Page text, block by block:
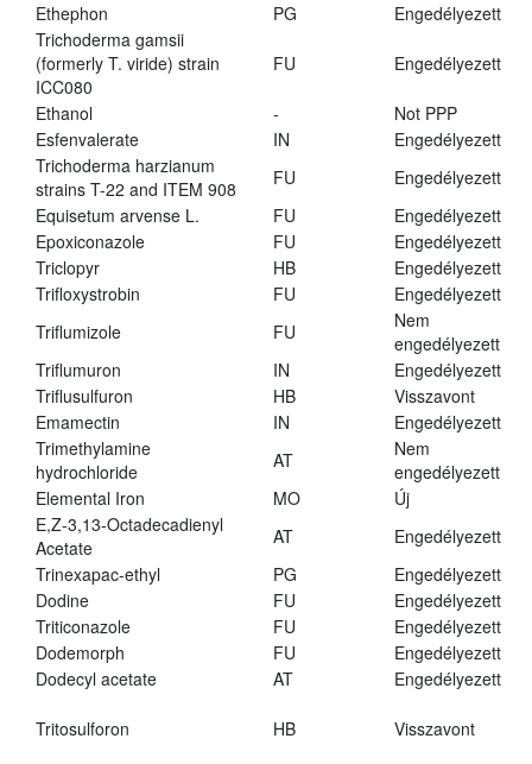
Ethephon
PG
Engedélyezett
Trichoderma gamsii
(formerly T. viride) strain
ICC080
FU Engedélyezett
Ethanol -
Not PPP
Esfenvalerate
IN
Engedélyezett
Trichoderma harzianum
strains T-22 and ITEM 908
FU
Engedélyezett
Equisetum arvense L.
FU
Engedélyezett
Epoxiconazole
FU
Engedélyezett
Triclopyr
HB
Engedélyezett
Trifloxystrobin
FU
Engedélyezett
Triflumizole
FU
Nem
engedélyezett
Triflumuron
IN
Engedélyezett
Triflusulfuron
HB
Visszavont
Emamectin
IN
Engedélyezett
Trimethylamine
hydrochloride
AT
Nem
engedélyezett
Elemental Iron
MO
Új
E,Z-3,13-Octadecadienyl
Acetate
AT
Engedélyezett
Trinexapac-ethyl
PG
Engedélyezett
Dodine
FU
Engedélyezett
Triticonazole
FU
Engedélyezett
Dodemorph
FU
Engedélyezett
Dodecyl acetate
AT Engedélyezett
Tritosulforon HB Visszavont